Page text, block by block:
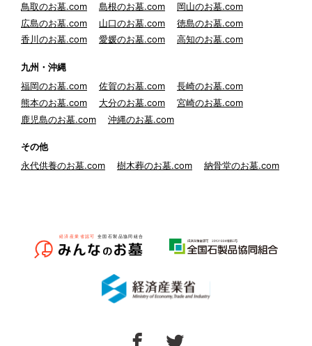
鳥取のお墓.com
島根のお墓.com
岡山のお墓.com
広島のお墓.com
山口のお墓.com
徳島のお墓.com
香川のお墓.com
愛媛のお墓.com 高知のお墓.com
九州・沖縄
福岡のお墓.com
佐賀のお墓.com
長崎のお墓.com
熊本のお墓.com
大分のお墓.com
宮崎のお墓.com
鹿児島のお墓.com
沖縄のお墓.com
その他
永代供養のお墓.com
樹木葬のお墓.com 納骨堂のお墓.com